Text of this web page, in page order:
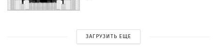
ЗАГРУЗИТЬ ЕЩЕ